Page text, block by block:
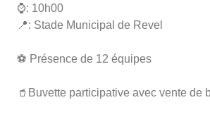
⌚️: 10h00
📍: Stade Municipal de Revel
⚽️ Présence de 12 équipes
🥤Buvette participative avec vente de